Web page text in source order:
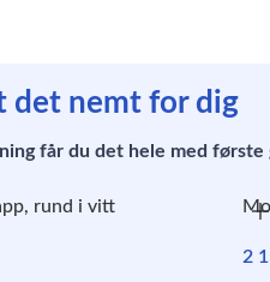
det nemt for dig
får du det hele med første
rund i vitt
2